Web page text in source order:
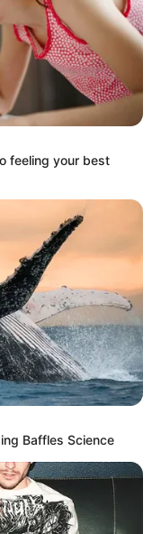
feeling your best
Baffles Science